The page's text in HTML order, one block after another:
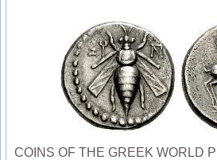
COINS OF THE GREEK WORLD